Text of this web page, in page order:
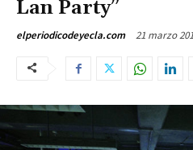
Lan Party”
elperiodicodeyecla.com 21 marzo